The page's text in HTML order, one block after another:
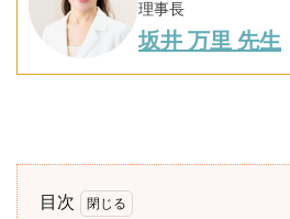
理事長
坂井 万里 先生
目次